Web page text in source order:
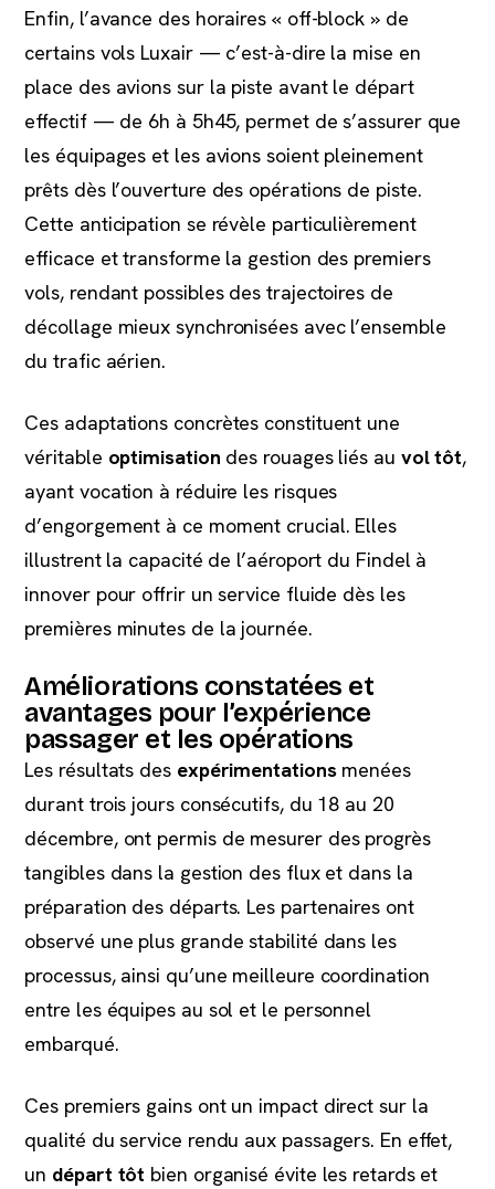
Enfin, l’avance des horaires « off-block » de
certains vols Luxair — c’est-à-dire la mise en
place des avions sur la piste avant le départ
effectif — de 6h à 5h45, permet de s’assurer que
les équipages et les avions soient pleinement
prêts dès l’ouverture des opérations de piste.
Cette anticipation se révèle particulièrement
efficace et transforme la gestion des premiers
vols, rendant possibles des trajectoires de
décollage mieux synchronisées avec l’ensemble
du trafic aérien.
Ces adaptations concrètes constituent une
véritable optimisation des rouages liés au vol tôt,
ayant vocation à réduire les risques
d’engorgement à ce moment crucial. Elles
illustrent la capacité de l’aéroport du Findel à
innover pour offrir un service fluide dès les
premières minutes de la journée.
Améliorations constatées et
avantages pour l’expérience
passager et les opérations
Les résultats des expérimentationsmenées
durant trois jours consécutifs, du 18 au 20
décembre, ont permis de mesurer des progrès
tangibles dans la gestion des flux et dans la
préparation des départs. Les partenaires ont
observé une plus grande stabilité dans les
processus, ainsi qu’une meilleure coordination
entre les équipes au sol et le personnel
embarqué.
Ces premiers gains ont un impact direct sur la
qualité du service rendu aux passagers. En effet,
un départ tôt bien organisé évite les retards et